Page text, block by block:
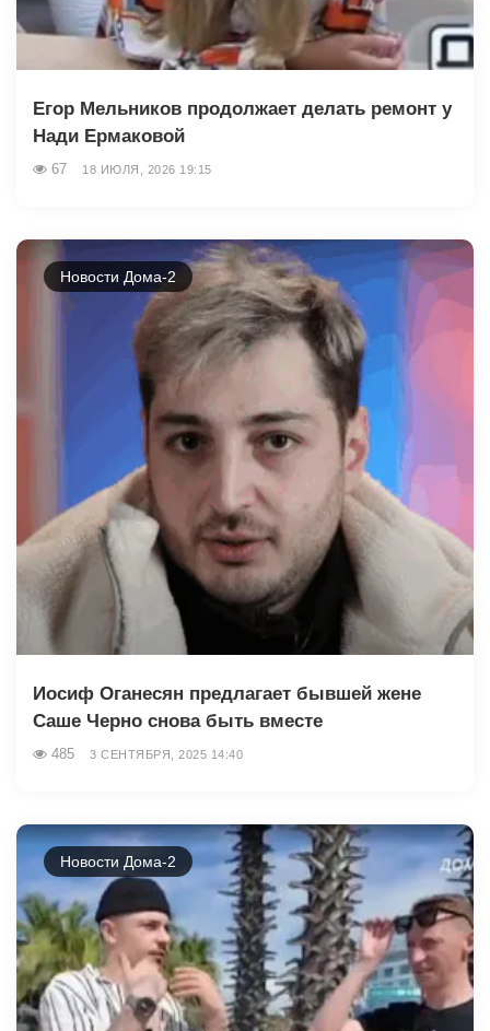
Егор Мельников продолжает делать ремонт у
Нади Ермаковой
67 18 ИЮЛЯ, 2026 19:15
Новости Дома-2
Иосиф Оганесян предлагает бывшей жене
Саше Чepнo снова быть вместе
485 3 СЕНТЯБРЯ, 2025 14:40
Новости Дома-2